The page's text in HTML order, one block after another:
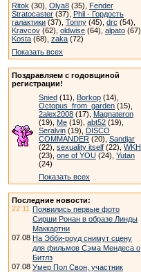
Ritok (30), Olya8 (35), Fender
Stratocaster (37), Phil - Гордость
галактики (37), Tonny (45), drc (54),
Kravcov (62), oldwise (64), alpato (67),
Kosta (68), zaka (72)
Показать всех
Поздравляем с годовщиной
регистрации!
Snied (11), Borkop (14),
Octopus_from_garden (15),
2alex2008 (17), Magnateron
(19), Me (19), abt52 (19),
Seralvin (19), DISCO
COMMANDER (20), Sandjar
(22), sexuality itself (22), WKH
(23), one of YOU (24), Yutan
(24)
Показать всех
Последние новости:
22:11 Появились первые фото
Сирши Ронан в образе Линды
Маккартни
07.08 На Эбби-роуд снимут сцену
для фильмов Сэма Мендеса о
Битлз
07.08 Умер Пол Свон, участник